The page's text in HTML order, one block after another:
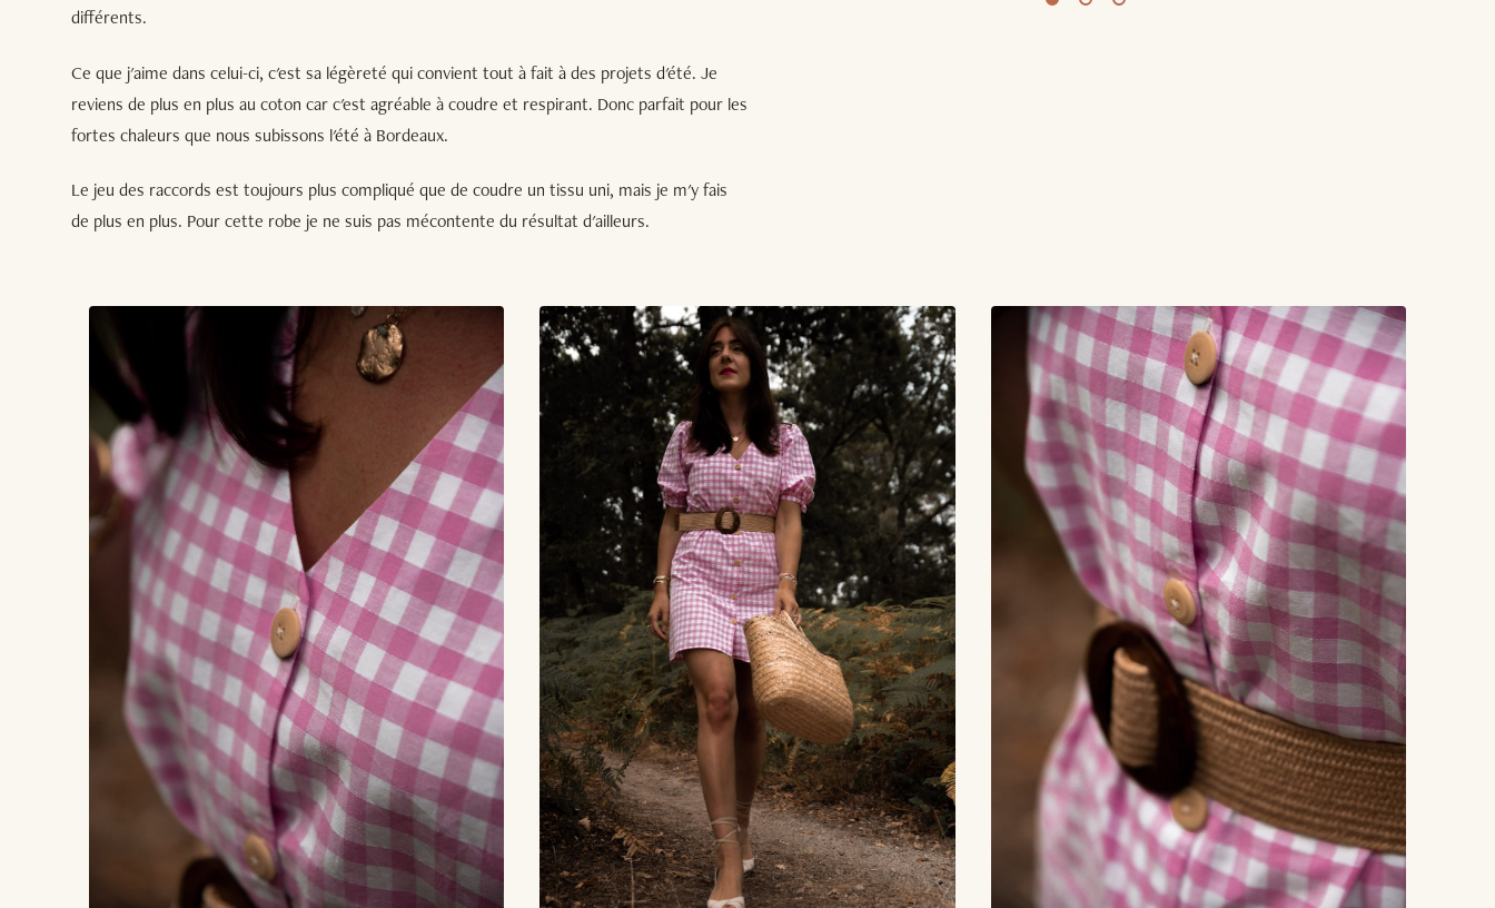
différents.
Ce que j'aime dans celui-ci, c'est sa légèreté qui convient tout à fait à des projets d'été. Je
reviens de plus en plus au coton car c'est agréable à coudre et respirant. Donc parfait pour les
fortes chaleurs que nous subissons l'été à Bordeaux.
Le jeu des raccords est toujours plus compliqué que de coudre un tissu uni, mais je m'y fais
de plus en plus. Pour cette robe je ne suis pas mécontente du résultat d'ailleurs.